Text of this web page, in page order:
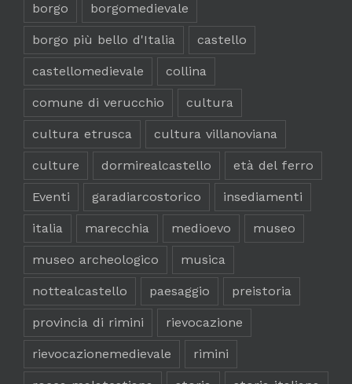
borgo borgomedievale
borgo più bello d'Italia castello
castellomedievale collina
comune di verucchio cultura
cultura etrusca cultura villanoviana
culture dormirealcastello età del ferro
Eventi garadiarcostorico insediamenti
italia marecchia medioevo museo
museo archeologico musica
nottealcastello paesaggio preistoria
provincia di rimini rievocazione
rievocazionemedievale rimini